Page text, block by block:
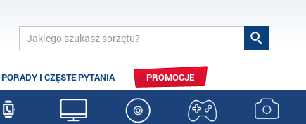
PORADY I CZĘSTE PYTANIA PROMOCJE